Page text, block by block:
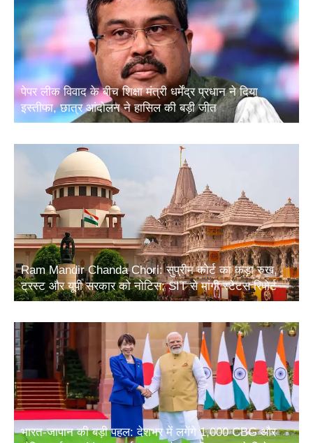
पेपर लीक विवाद के बीच शिक्षा मंत्री धर्मेंद्र प्रधान ने दिया
इस्तीफा, छात्र आंदोलन ने हासिल की बड़ी जीत
Ram Mandir Chanda Chori: सुप्रीम कोर्ट का कड़ा रुख,
ट्रस्ट और यूपी सरकार को नोटिस; SIT से मांगी स्टेटस रिपोर्ट
भारत-जापान की बड़ी पहल: देशभर में लगेंगे 1,000 CBG और
जैविक उर्वरक संयंत्र, ऊर्जा सुरक्षा और ग्रामीण आय को मिलेगा